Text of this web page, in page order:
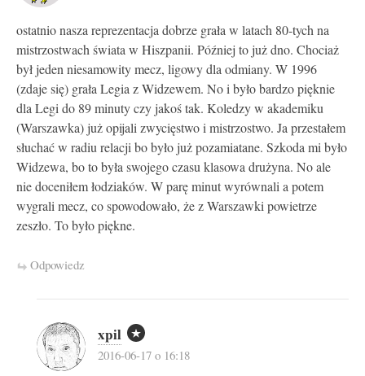
ostatnio nasza reprezentacja dobrze grała w latach 80-tych na
mistrzostwach świata w Hiszpanii. Później to już dno. Chociaż
był jeden niesamowity mecz, ligowy dla odmiany. W 1996
(zdaje się) grała Legia z Widzewem. No i było bardzo pięknie
dla Legi do 89 minuty czy jakoś tak. Koledzy w akademiku
(Warszawka) już opijali zwycięstwo i mistrzostwo. Ja przestałem
słuchać w radiu relacji bo było już pozamiatane. Szkoda mi było
Widzewa, bo to była swojego czasu klasowa drużyna. No ale
nie doceniłem łodziaków. W parę minut wyrównali a potem
wygrali mecz, co spowodowało, że z Warszawki powietrze
zeszło. To było piękne.
Odpowiedz
xpil
2016-06-17 o 16:18